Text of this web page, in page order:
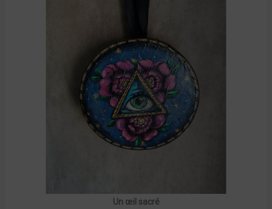
Un œil sacré